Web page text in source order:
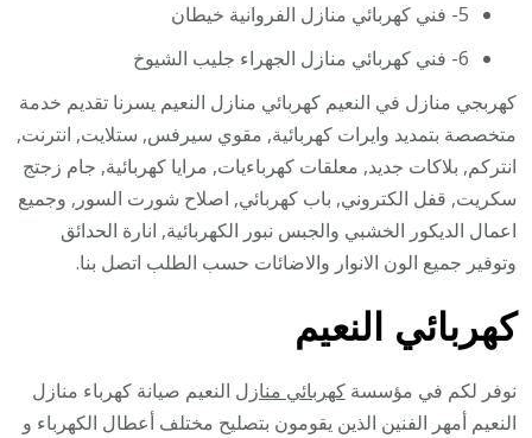
5- فني كهربائي منازل الفروانية خيطان
6- فني كهربائي منازل الجهراء جليب الشيوخ
كهربجي منازل في النعيم كهربائي منازل النعيم يسرنا تقديم خدمة
متخصصة بتمديد وايرات كهربائية, مقوي سيرفس, ستلايت, انترنت,
انتركم, بلاكات جديد, معلقات كهرباءيات, مرايا كهربائية, جام زجتج
سكريت, قفل الكتروني, باب كهربائي, اصلاح شورت السور, وجميع
اعمال الديكور الخشبي والجبس نبور الكهربائية, انارة الحدائق
وتوفير جميع الون الانوار والاضائات حسب الطلب اتصل بنا.
كهربائي النعيم
نوفر لكم في مؤسسةكهربائي منازل النعيم صيانة كهرباء منازل
النعيم أمهر الفنين الذين يقومون بتصليح مختلف أعطال الكهرباء و